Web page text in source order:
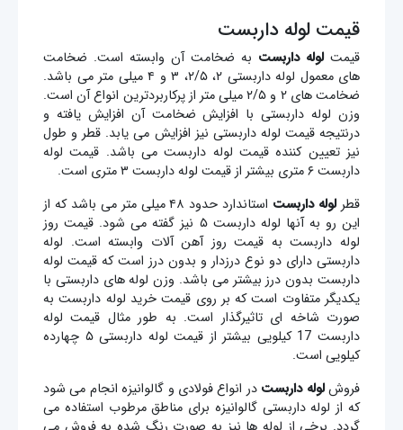
قیمت لوله داربست
قیمتلوله داربست به ضخامت آن وابسته است. ضخامت
های معمول لوله داربستی ۲، ۲/۵، ۳ و ۴ میلی متر می باشد.
ضخامت های ۲ و ۲/۵ میلی متر از پرکاربردترین انواع آن است.
وزن لوله داربستی با افزایش ضخامت آن افزایش یافته و
درنتیجه قیمت لوله داربستی نیز افزایش می یابد. قطر و طول
نیز تعیین کننده قیمت لوله داربست می باشد. قیمت لوله
داربست ۶ متری بیشتر از قیمت لوله داربست ۳ متری است.
قطرلوله داربست
استاندارد حدود ۴۸ میلی متر می باشد که از
این رو به آنها لوله داربست ۵ نیز گفته می شود. قیمت روز
لوله داربست به قیمت روز آهن آلات وابسته است. لوله
داربستی دارای دو نوع درزدار و بدون درز است که قیمت لوله
داربست بدون درز بیشتر می باشد. وزن لوله های داربستی با
یکدیگر متفاوت است که بر روی قیمت خرید لوله داربست به
صورت شاخه ای تاثیرگذار است. به طور مثال قیمت لوله
داربست 17 کیلویی بیشتر از قیمت لوله داربستی ۵ چهارده
کیلویی است.
فروشلوله داربست در انواع فولادی و گالوانیزه انجام می شود
که از لوله داربستی گالوانیزه برای مناطق مرطوب استفاده می